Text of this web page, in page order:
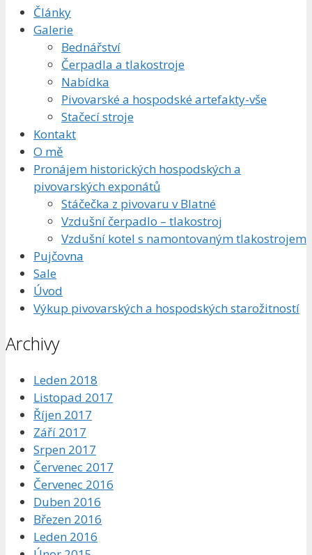
Články
Galerie
Bednářství
Čerpadla a tlakostroje
Nabídka
Pivovarské a hospodské artefakty-vše
Stačecí stroje
Kontakt
O mě
Pronájem historických hospodských a
pivovarských exponátů
Stáčečka z pivovaru v Blatné
Vzdušní čerpadlo – tlakostroj
Vzdušní kotel s namontovaným tlakostrojem
Pujčovna
Sale
Úvod
Výkup pivovarských a hospodských starožitností
Archivy
Leden 2018
Listopad 2017
Říjen 2017
Září 2017
Srpen 2017
Červenec 2017
Červenec 2016
Duben 2016
Březen 2016
Leden 2016